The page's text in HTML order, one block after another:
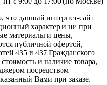
данный интернет-сайт
характер и ни при
материалы и цены,
публичной офертой,
435 и 437 Гражданского
и наличие товара,
посредством
Вами при заказе.